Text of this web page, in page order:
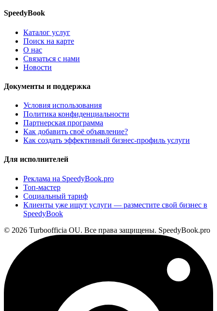
SpeedyBook
Каталог услуг
Поиск на карте
О нас
Связаться с нами
Новости
Документы и поддержка
Условия использования
Политика конфиденциальности
Партнерская программа
Как добавить своё объявление?
Как создать эффективный бизнес-профиль услуги
Для исполнителей
Реклама на SpeedyBook.pro
Топ-мастер
Социальный тариф
Клиенты уже ищут услуги — разместите свой бизнес в
SpeedyBook
© 2026 Turboofficia OU. Все права защищены. SpeedyBook.pro